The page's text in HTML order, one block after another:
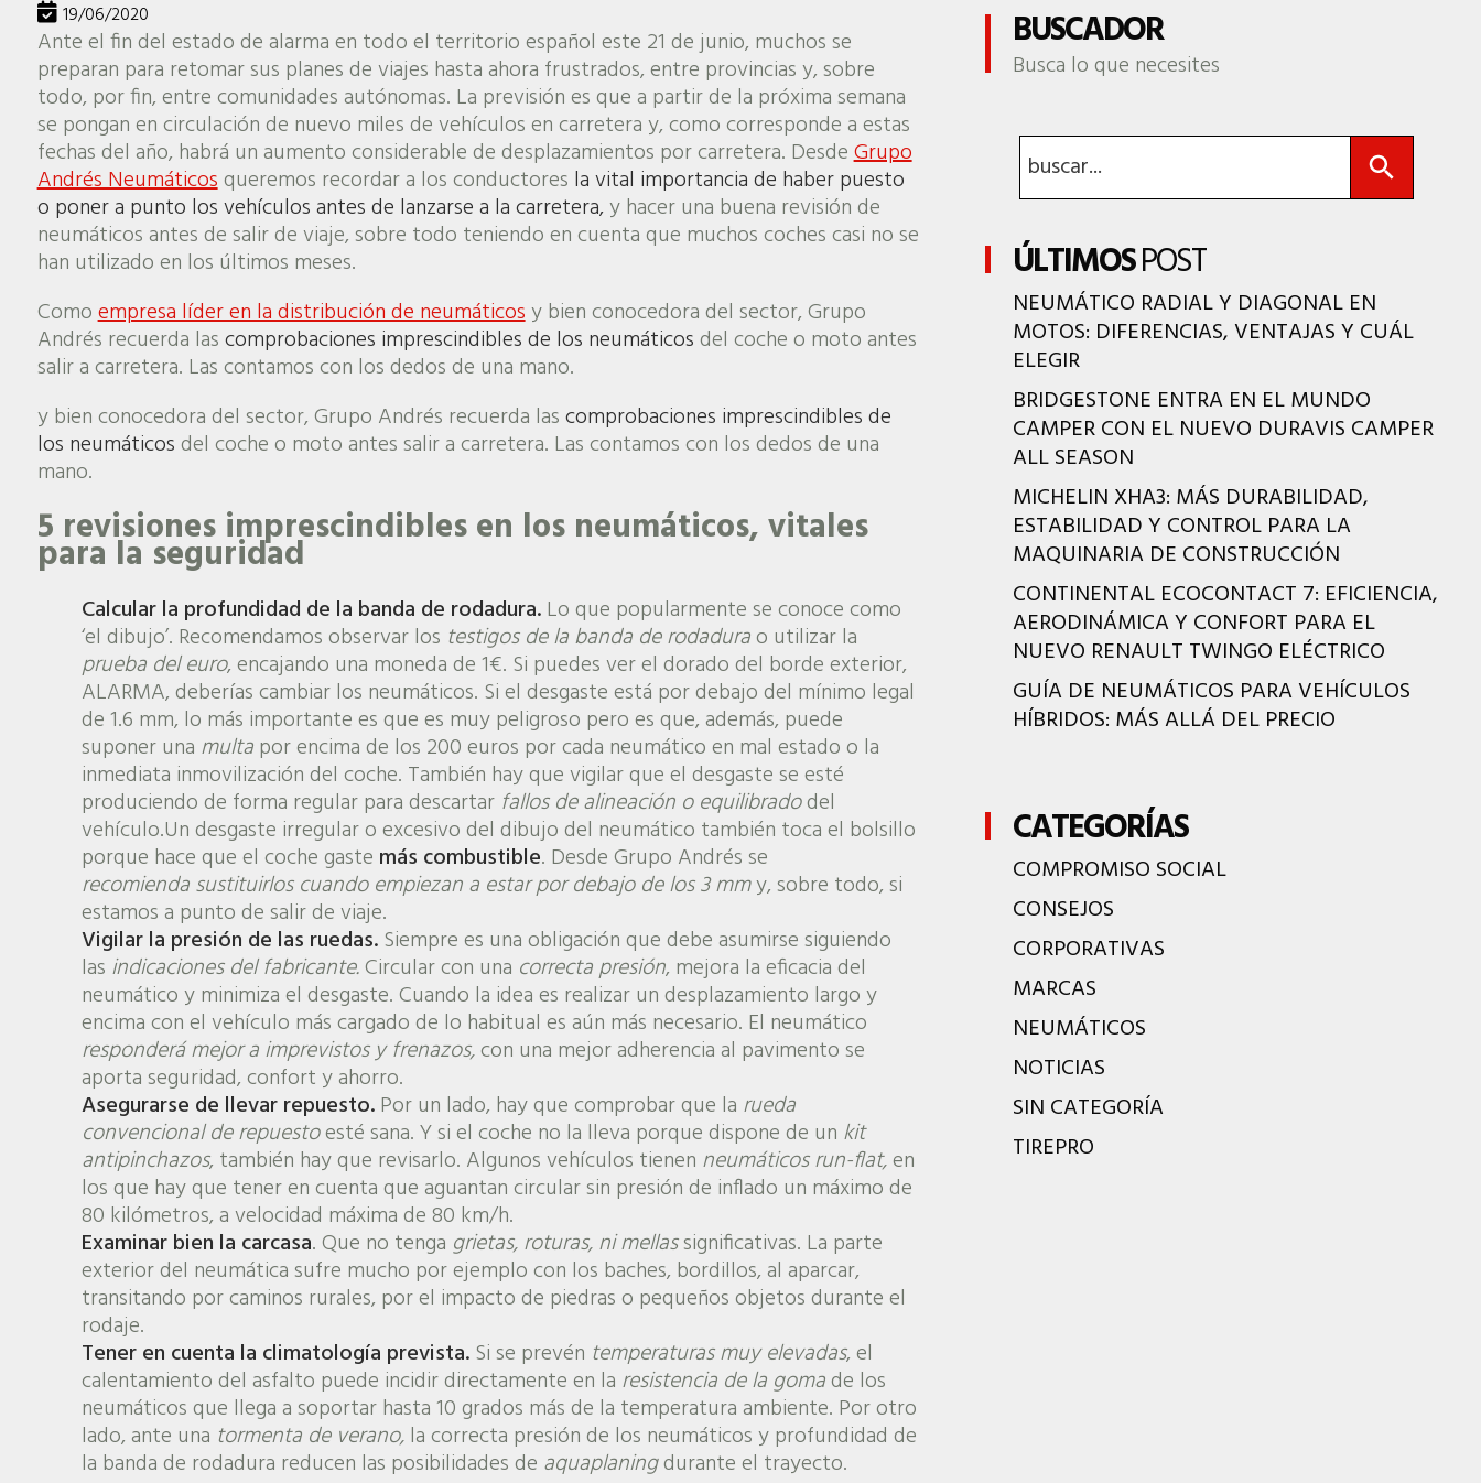
19/06/2020
Ante el fin del estado de alarma en todo el territorio español este 21 de junio, muchos se
preparan para retomar sus planes de viajes hasta ahora frustrados, entre provincias y, sobre
todo, por fin, entre comunidades autónomas. La previsión es que a partir de la próxima semana
se pongan en circulación de nuevo miles de vehículos en carretera y, como corresponde a estas
fechas del año, habrá un aumento considerable de desplazamientos por carretera. DesdeGrupo
Andrés Neumáticosqueremos recordar a los conductores la vital importancia de haber puesto
o poner a punto los vehículos antes de lanzarse a la carretera,y hacer una buena revisión de
neumáticos antes de salir de viaje, sobre todo teniendo en cuenta que muchos coches casi no se
han utilizado en los últimos meses.
Comoempresa líder en la distribución de neumáticosy bien conocedora del sector, Grupo
Andrés recuerda lascomprobaciones imprescindibles de los neumáticosdel coche o moto antes
salir a carretera. Las contamos con los dedos de una mano.
y bien conocedora del sector, Grupo Andrés recuerda lascomprobaciones imprescindibles de
los neumáticosdel coche o moto antes salir a carretera. Las contamos con los dedos de una
mano.
5 revisiones imprescindibles en los neumáticos, vitales
para la seguridad
Calcular la profundidad de la banda de rodadura.Lo que popularmente se conoce como
‘el dibujo’. Recomendamos observar los testigos de la banda de rodadurao utilizar la
prueba del euro, encajando una moneda de 1€. Si puedes ver el dorado del borde exterior,
ALARMA, deberías cambiar los neumáticos. Si el desgaste está por debajo del mínimo legal
de 1.6 mm, lo más importante es que es muy peligroso pero es que, además, puede
suponer una multapor encima de los 200 euros por cada neumático en mal estado o la
inmediata inmovilización del coche. También hay que vigilar que el desgaste se esté
produciendo de forma regular para descartar fallos de alineación o equilibradodel
vehículo.Un desgaste irregular o excesivo del dibujo del neumático también toca el bolsillo
porque hace que el coche gaste más combustible. Desde Grupo Andrés se
recomienda sustituirlos cuando empiezan a estar por debajo de los 3 mmy, sobre todo, si
estamos a punto de salir de viaje.
Vigilar la presión de las ruedas.Siempre es una obligación que debe asumirse siguiendo
las indicaciones del fabricante.Circular con una correcta presión, mejora la eficacia del
neumático y minimiza el desgaste. Cuando la idea es realizar un desplazamiento largo y
encima con el vehículo más cargado de lo habitual es aún más necesario. El neumático
responderá mejor a imprevistos y frenazos,con una mejor adherencia al pavimento se
aporta seguridad, confort y ahorro.
Asegurarse de llevar repuesto.Por un lado, hay que comprobar que la rueda
convencional de repuestoesté sana. Y si el coche no la lleva porque dispone de un kit
antipinchazos, también hay que revisarlo. Algunos vehículos tienen neumáticos run-flat,en
los que hay que tener en cuenta que aguantan circular sin presión de inflado un máximo de
80 kilómetros, a velocidad máxima de 80 km/h.
Examinar bien la carcasa. Que no tenga grietas, roturas, ni mellassignificativas. La parte
exterior del neumática sufre mucho por ejemplo con los baches, bordillos, al aparcar,
transitando por caminos rurales, por el impacto de piedras o pequeños objetos durante el
rodaje.
Tener en cuenta la climatología prevista.Si se prevén temperaturas muy elevadas, el
calentamiento del asfalto puede incidir directamente en la resistencia de la gomade los
neumáticos que llega a soportar hasta 10 grados más de la temperatura ambiente. Por otro
lado, ante una tormenta de verano,la correcta presión de los neumáticos y profundidad de
la banda de rodadura reducen las posibilidades de aquaplaningdurante el trayecto.
BUSCADOR
Busca lo que necesites
ÚLTIMOSPOST
NEUMÁTICO RADIAL Y DIAGONAL EN
MOTOS: DIFERENCIAS, VENTAJAS Y CUÁL
ELEGIR
BRIDGESTONE ENTRA EN EL MUNDO
CAMPER CON EL NUEVO DURAVIS CAMPER
ALL SEASON
MICHELIN XHA3: MÁS DURABILIDAD,
ESTABILIDAD Y CONTROL PARA LA
MAQUINARIA DE CONSTRUCCIÓN
CONTINENTAL ECOCONTACT 7: EFICIENCIA,
AERODINÁMICA Y CONFORT PARA EL
NUEVO RENAULT TWINGO ELÉCTRICO
GUÍA DE NEUMÁTICOS PARA VEHÍCULOS
HÍBRIDOS: MÁS ALLÁ DEL PRECIO
CATEGORÍAS
COMPROMISO SOCIAL
CONSEJOS
CORPORATIVAS
MARCAS
NEUMÁTICOS
NOTICIAS
SIN CATEGORÍA
TIREPRO